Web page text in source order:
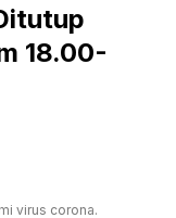
18.00-
virus corona.